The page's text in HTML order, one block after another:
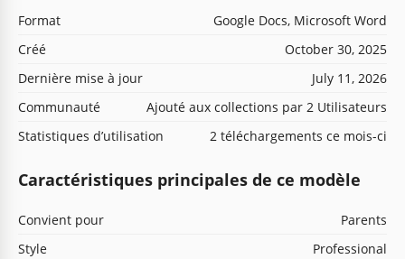
Format
Google Docs, Microsoft Word
Créé
October 30, 2025
Dernière mise à jour
July 11, 2026
Communauté
Ajouté aux collections par 2 Utilisateurs
Statistiques d’utilisation
2 téléchargements ce mois-ci
Caractéristiques principales de ce modèle
Convient pour
Parents
Style
Professional